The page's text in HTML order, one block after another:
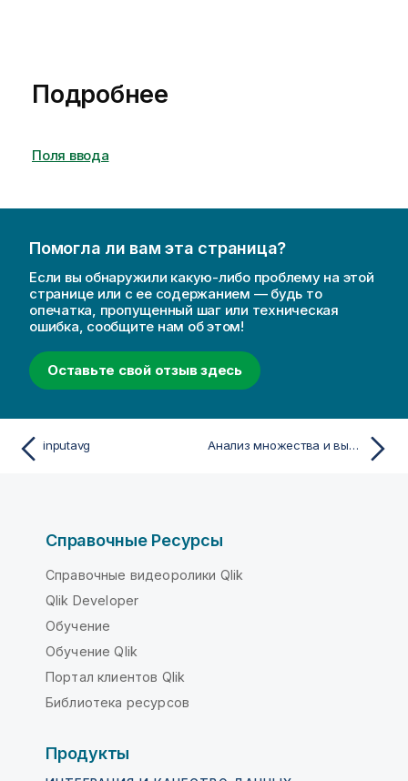
Подробнее
Поля ввода
Помогла ли вам эта страница?
Если вы обнаружили какую-либо проблему на этой
странице или с ее содержанием — будь то
опечатка, пропущенный шаг или техническая
ошибка, сообщите нам об этом!
Оставьте свой отзыв здесь
inputavg Анализ множества и выражения множества
Справочные Ресурсы
Справочные видеоролики Qlik
Qlik Developer
Обучение
Обучение Qlik
Портал клиентов Qlik
Библиотека ресурсов
Продукты